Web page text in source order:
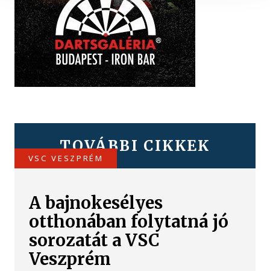
TOVÁBBI CIKKEK
VSC VESZPRÉM
A bajnokesélyes
otthonában folytatná jó
sorozatát a VSC
Veszprém